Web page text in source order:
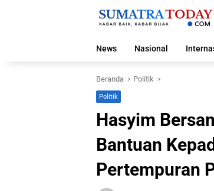
News
Nasional
Beranda Politik
Politik
Hasyim
Bantuan
Pertempuran